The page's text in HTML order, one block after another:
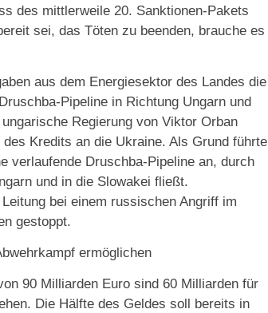
des mittlerweile 20. Sanktionen-Pakets
sei, das Töten zu beenden, brauche es
aus dem Energiesektor des Landes die
Pipeline in Richtung Ungarn und
Regierung von Viktor Orban
Kredits an die Ukraine. Als Grund führte
verlaufende Druschba-Pipeline an, durch
und in die Slowakei fließt.
bei einem russischen Angriff im
gestoppt.
ermöglichen
90 Milliarden Euro sind 60 Milliarden für
Die Hälfte des Geldes soll bereits in